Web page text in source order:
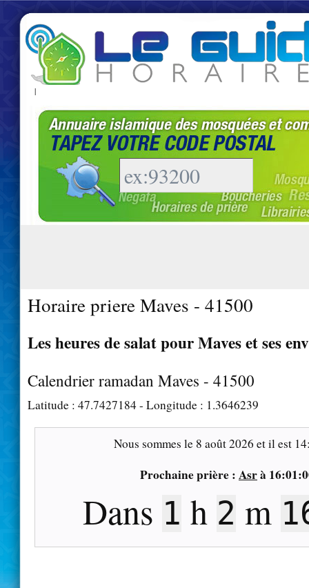
|
Horaire priere Maves - 41500
Les heures de salat pour Maves et ses
Calendrier ramadan Maves - 41500
Latitude : 47.7427184- Longitude : 1.3646239
Nous sommes le 8 août 2026 et il est
Prochaine prière : Asrà
Dans 1 h 2 m